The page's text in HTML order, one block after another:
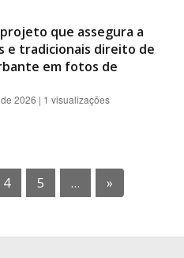
que assegura a
e tradicionais direito de
em fotos de
2026 | 1 visualizações
4 5 … »